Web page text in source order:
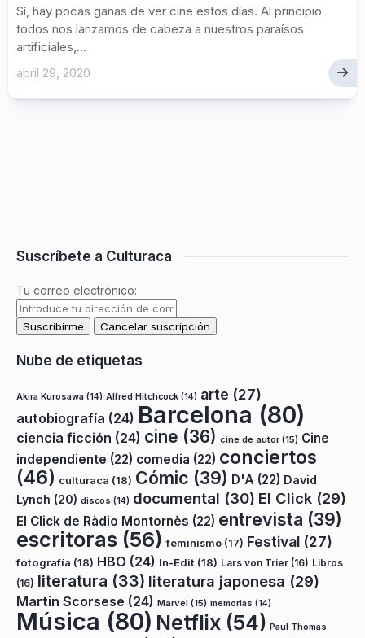
Sí, hay pocas ganas de ver cine estos días. Al principio
todos nos lanzamos de cabeza a nuestros paraísos
artificiales,...
abril 29, 2020
Suscríbete a Culturaca
Tu correo electrónico:
Nube de etiquetas
Akira Kurosawa (14) Alfred Hitchcock (14) arte (27)
autobiografía (24) Barcelona (80)
ciencia ficción (24) cine (36) cine de autor(15) Cine
independiente (22) comedia (22) conciertos
(46) culturaca (18) Cómic (39) D'A (22) David
Lynch (20) discos (14) documental (30) El Click (29)
El Click de Ràdio Montornès (22) entrevista (39)
escritoras (56) feminismo (17) Festival (27)
fotografía (18) HBO (24) In-Edit (18) Lars von Trier (16) Libros
(16) literatura (33) literatura japonesa (29)
Martin Scorsese (24) Marvel (15) memorias (14)
Música (80) Netflix (54) Paul Thomas